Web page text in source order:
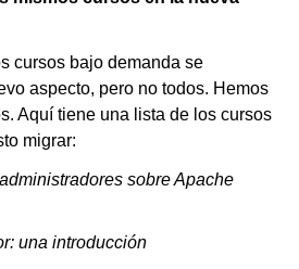
cursos bajo demanda se
aspecto, pero no todos. Hemos
Aquí tiene una lista de los cursos
migrar:
sobre Apache
una introducción